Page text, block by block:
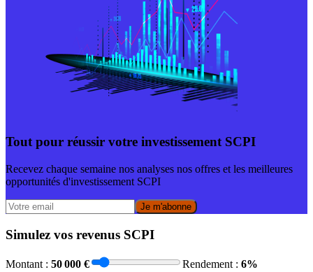
Tout pour réussir votre investissement SCPI
Recevez chaque semaine nos analyses nos offres et les meilleures
opportunités d'investissement SCPI
Je m'abonne
Simulez vos revenus SCPI
Montant : 50 000 € Rendement : 6%